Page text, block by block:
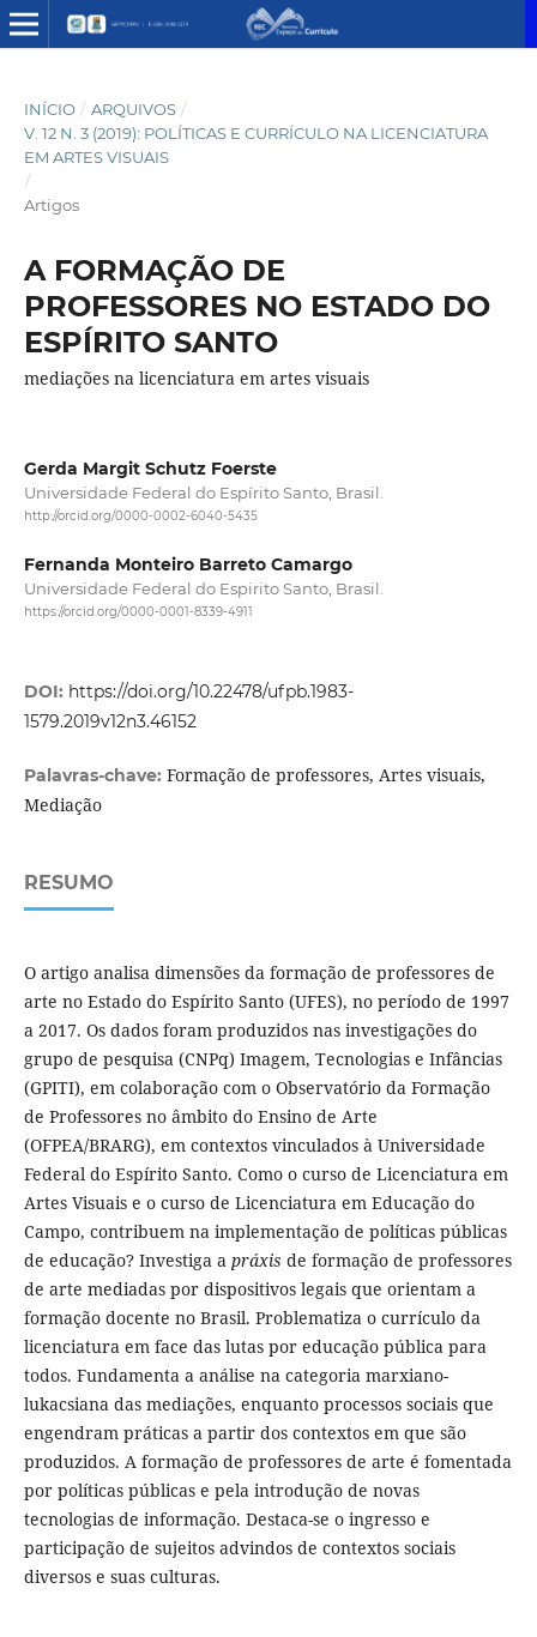
INÍCIO / ARQUIVOS /
V. 12 N. 3 (2019): POLÍTICAS E CURRÍCULO NA LICENCIATURA
EM ARTES VISUAIS
/
Artigos
A FORMAÇÃO DE
PROFESSORES NO ESTADO DO
ESPÍRITO SANTO
mediações na licenciatura em artes visuais
Gerda Margit Schutz Foerste
Universidade Federal do Espírito Santo, Brasil.
http://orcid.org/0000-0002-6040-5435
Fernanda Monteiro Barreto Camargo
Universidade Federal do Espirito Santo, Brasil.
https://orcid.org/0000-0001-8339-4911
DOI: https://doi.org/10.22478/ufpb.1983-
1579.2019v12n3.46152
Palavras-chave: Formação de professores, Artes visuais,
Mediação
RESUMO
O artigo analisa dimensões da formação de professores de
arte no Estado do Espírito Santo (UFES), no período de 1997
a 2017. Os dados foram produzidos nas investigações do
grupo de pesquisa (CNPq) Imagem, Tecnologias e Infâncias
(GPITI), em colaboração com o Observatório da Formação
de Professores no âmbito do Ensino de Arte
(OFPEA/BRARG), em contextos vinculados à Universidade
Federal do Espírito Santo. Como o curso de Licenciatura em
Artes Visuais e o curso de Licenciatura em Educação do
Campo, contribuem na implementação de políticas públicas
de educação? Investiga a práxis de formação de professores
de arte mediadas por dispositivos legais que orientam a
formação docente no Brasil. Problematiza o currículo da
licenciatura em face das lutas por educação pública para
todos. Fundamenta a análise na categoria marxiano-
lukacsiana das mediações, enquanto processos sociais que
engendram práticas a partir dos contextos em que são
produzidos. A formação de professores de arte é fomentada
por políticas públicas e pela introdução de novas
tecnologias de informação. Destaca-se o ingresso e
participação de sujeitos advindos de contextos sociais
diversos e suas culturas.